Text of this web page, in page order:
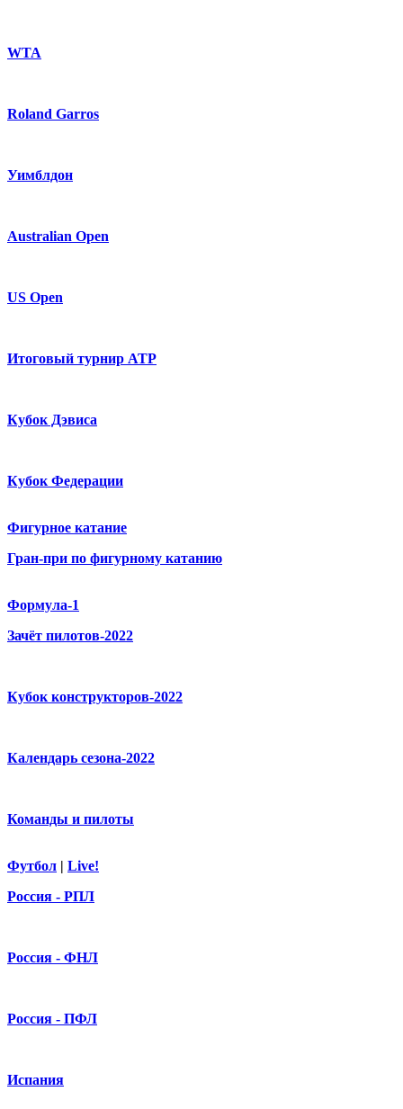
WTA
Roland Garros
Уимблдон
Australian Open
US Open
Итоговый турнир ATP
Кубок Дэвиса
Кубок Федерации
Фигурное катание
Гран-при по фигурному катанию
Формула-1
Зачёт пилотов-2022
Кубок конструкторов-2022
Календарь сезона-2022
Команды и пилоты
Футбол | Live!
Россия - РПЛ
Россия - ФНЛ
Россия - ПФЛ
Испания